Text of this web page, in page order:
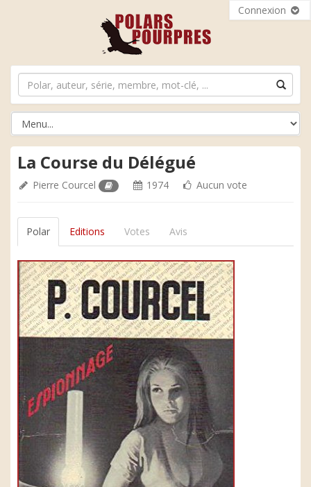
Connexion
La Course du Délégué
Pierre Courcel 1974 Aucun vote
Polar Editions Votes Avis